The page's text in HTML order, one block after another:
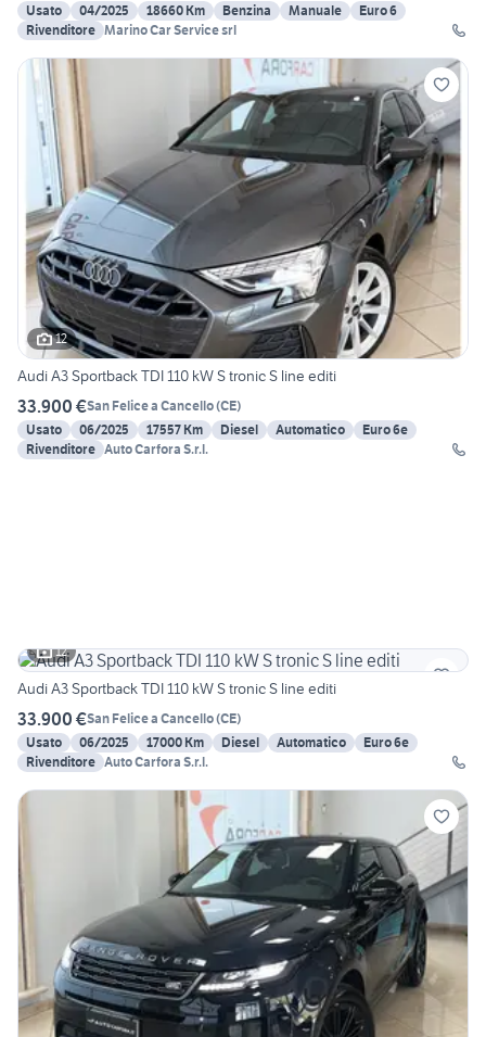
Usato
04/2025 18660 Km Benzina Manuale
Euro 6
Rivenditore Marino Car Service srl
12
Audi A3 Sportback TDI 110 kW S tronic S line editi
33.900 €San Felice a Cancello(CE)
Usato
06/2025 17557 Km Diesel Automatico
Euro 6e
Rivenditore Auto Carfora S.r.l.
12
Audi A3 Sportback TDI 110 kW S tronic S line editi
33.900 €San Felice a Cancello(CE)
Usato
06/2025 17000 Km Diesel Automatico
Euro 6e
Rivenditore Auto Carfora S.r.l.